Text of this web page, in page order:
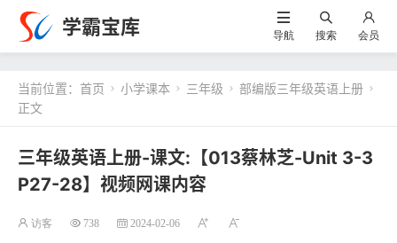
学霸宝库 导航 搜索 会员
当前位置： 首页  小学课本  三年级  部编版三年级英语上册 
正文
三年级英语上册-课文:【013蔡林芝-Unit 3-3
P27-28】视频网课内容
访客 738 2024-02-06